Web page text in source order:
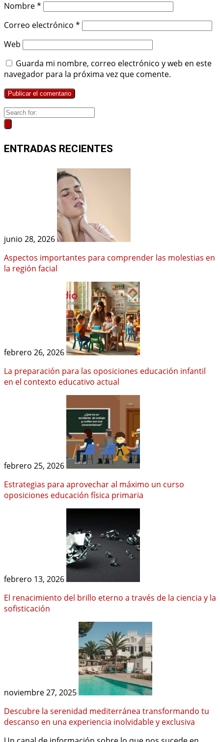
Nombre*
Correo electrónico *
Web
Guarda mi nombre, correo electrónico y web en este
navegador para la próxima vez que comente.
ENTRADAS RECIENTES
junio 28, 2026
Aspectos importantes para comprender las molestias en
la región facial
febrero 26, 2026
La preparación para las oposiciones educación infantil
en el contexto educativo actual
febrero 25, 2026
Estrategias para aprovechar al máximo un curso
oposiciones educación física primaria
febrero 13, 2026
El renacimiento del brillo eterno a través de la ciencia y la
sofisticación
noviembre 27, 2025
Descubre la serenidad mediterránea transformando tu
descanso en una experiencia inolvidable y exclusiva